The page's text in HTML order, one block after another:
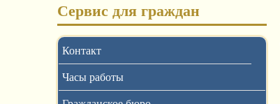
Сервис для граждан
Контакт
Часы работы